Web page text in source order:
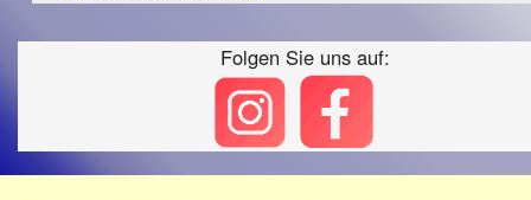
Folgen Sie uns auf: